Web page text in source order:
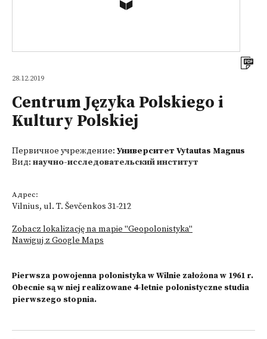
28.12.2019
Centrum Języka Polskiego i
Kultury Polskiej
Первичное учреждение: Университет Vytautas Magnus
Вид: научно-исследовательский институт
Адрес:
Vilnius, ul. T. Ševčenkos 31-212
Zobacz lokalizację na mapie "Geopolonistyka"
Nawiguj z Google Maps
Pierwsza powojenna polonistyka w Wilnie założona w 1961 r.
Obecnie są w niej realizowane 4-letnie polonistyczne studia
pierwszego stopnia.